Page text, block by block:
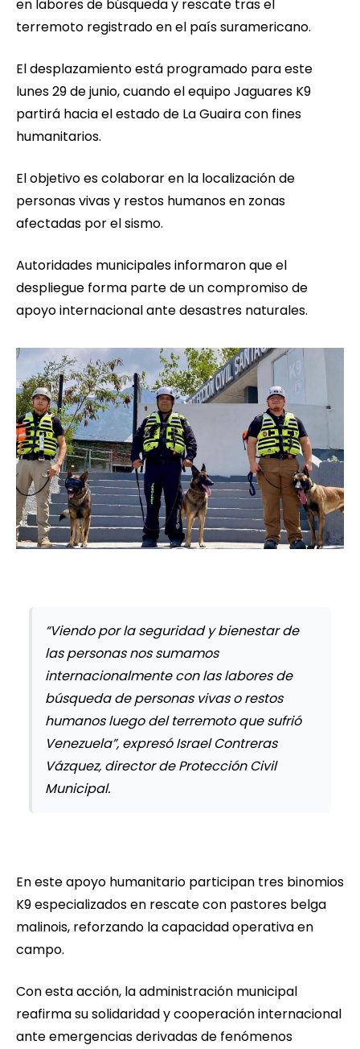
en labores de búsqueda y rescate tras el
terremoto registrado en el país suramericano.
El desplazamiento está programado para este
lunes 29 de junio, cuando el equipo Jaguares K9
partirá hacia el estado de La Guaira con fines
humanitarios.
El objetivo es colaborar en la localización de
personas vivas y restos humanos en zonas
afectadas por el sismo.
Autoridades municipales informaron que el
despliegue forma parte de un compromiso de
apoyo internacional ante desastres naturales.
“Viendo por la seguridad y bienestar de
las personas nos sumamos
internacionalmente con las labores de
búsqueda de personas vivas o restos
humanos luego del terremoto que sufrió
Venezuela”, expresó Israel Contreras
Vázquez, director de Protección Civil
Municipal.
En este apoyo humanitario participan tres binomios
K9 especializados en rescate con pastores belga
malinois, reforzando la capacidad operativa en
campo.
Con esta acción, la administración municipal
reafirma su solidaridad y cooperación internacional
ante emergencias derivadas de fenómenos